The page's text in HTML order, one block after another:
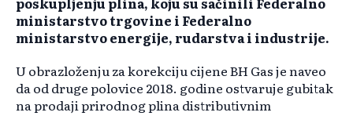
ministarstvo trgovine i Federalno
ministarstvo energije, rudarstva i industrije.
U obrazloženju za korekciju cijene BH Gas je naveo
da od druge polovice 2018. godine ostvaruje gubitak
na prodaji prirodnog plina distributivnim